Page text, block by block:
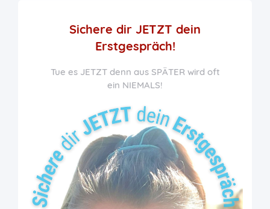
Sichere dir JETZT dein
Erstgespräch!
Tue es JETZT denn aus SPÄTER wird oft
ein NIEMALS!